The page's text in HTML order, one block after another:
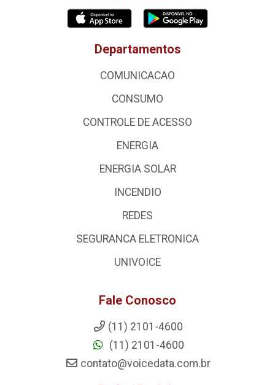
Departamentos
COMUNICACAO
CONSUMO
CONTROLE DE ACESSO
ENERGIA
ENERGIA SOLAR
INCENDIO
REDES
SEGURANCA ELETRONICA
UNIVOICE
Fale Conosco
(11) 2101-4600
(11) 2101-4600
contato@voicedata.com.br